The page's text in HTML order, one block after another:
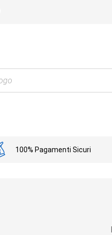
100% Pagamenti Sicuri